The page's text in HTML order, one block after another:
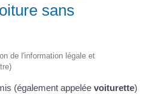
sans
de l'information légale et
(également appeléevoiturette)